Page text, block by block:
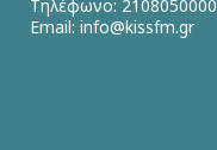
Τηλέφωνο: 2108050000
Email: info@kissfm.gr